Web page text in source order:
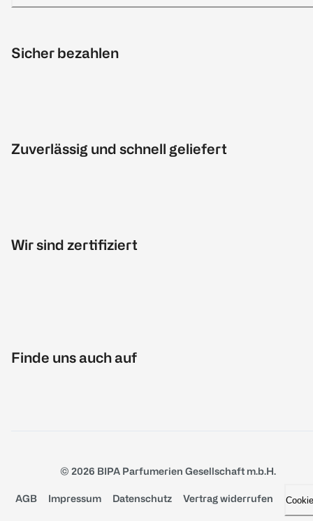
Sicher bezahlen
Zuverlässig und schnell geliefert
Wir sind zertifiziert
Finde uns auch auf
© 2026 BIPA Parfumerien Gesellschaft m.b.H.
AGB Impressum Datenschutz Vertrag widerrufen